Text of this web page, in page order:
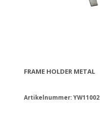
FRAME HOLDER METAL
Artikelnummer: YW11002